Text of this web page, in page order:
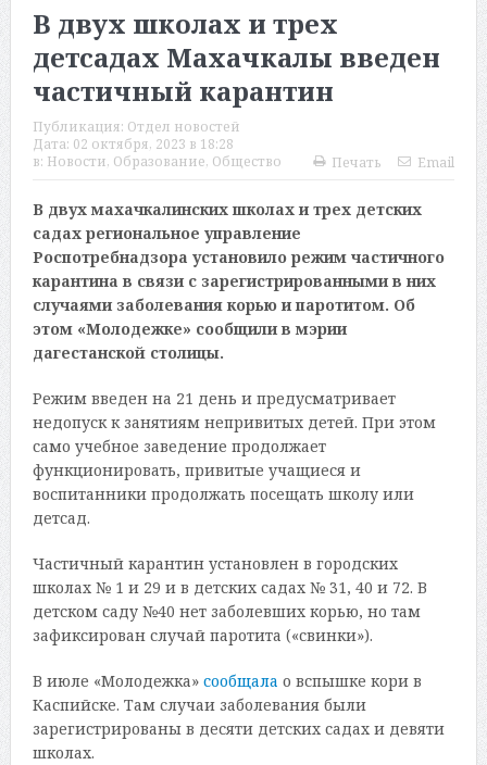
В двух школах и трех
детсадах Махачкалы введен
частичный карантин
Публикация: Отдел новостей
Дата: 02 октября, 2023 в 18:28
в: Новости, Образование, Общество Печать Email
В двух махачкалинских школах и трех детских
садах региональное управление
Роспотребнадзора установило режим частичного
карантина в связи с зарегистрированными в них
случаями заболевания корью и паротитом. Об
этом «Молодежке» сообщили в мэрии
дагестанской столицы.
Режим введен на 21 день и предусматривает
недопуск к занятиям непривитых детей. При этом
само учебное заведение продолжает
функционировать, привитые учащиеся и
воспитанники продолжать посещать школу или
детсад.
Частичный карантин установлен в городских
школах № 1 и 29 и в детских садах № 31, 40 и 72. В
детском саду №40 нет заболевших корью, но там
зафиксирован случай паротита («свинки»).
В июле «Молодежка» сообщала о вспышке кори в
Каспийске. Там случаи заболевания были
зарегистрированы в десяти детских садах и девяти
школах.